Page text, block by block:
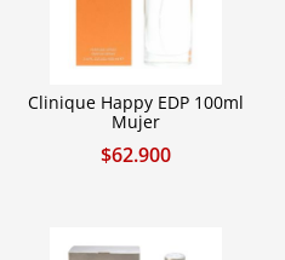
Clinique Happy EDP 100ml
Mujer
$62.900